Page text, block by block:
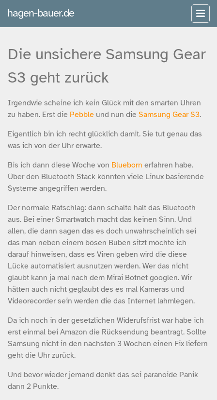
hagen-bauer.de
Die unsichere Samsung Gear
S3 geht zurück
Irgendwie scheine ich kein Glück mit den smarten Uhren
zu haben. Erst die Pebble und nun die Samsung Gear S3.
Eigentlich bin ich recht glücklich damit. Sie tut genau das
was ich von der Uhr erwarte.
Bis ich dann diese Woche von Blueborn erfahren habe.
Über den Bluetooth Stack könnten viele Linux basierende
Systeme angegriffen werden.
Der normale Ratschlag: dann schalte halt das Bluetooth
aus. Bei einer Smartwatch macht das keinen Sinn. Und
allen, die dann sagen das es doch unwahrscheinlich sei
das man neben einem bösen Buben sitzt möchte ich
darauf hinweisen, dass es Viren geben wird die diese
Lücke automatisiert ausnutzen werden. Wer das nicht
glaubt kann ja mal nach dem Mirai Botnet googlen. Wir
hätten auch nicht geglaubt des es mal Kameras und
Videorecorder sein werden die das Internet lahmlegen.
Da ich noch in der gesetzlichen Widerufsfrist war habe ich
erst einmal bei Amazon die Rücksendung beantragt. Sollte
Samsung nicht in den nächsten 3 Wochen einen Fix liefern
geht die Uhr zurück.
Und bevor wieder jemand denkt das sei paranoide Panik
dann 2 Punkte.